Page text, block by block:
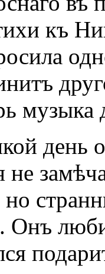
къ
день
не
Онъ